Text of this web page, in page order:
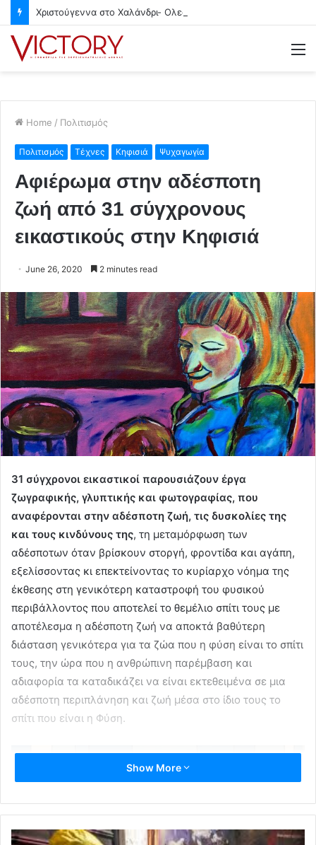
Home / Πολιτισμός
Πολιτισμός Τέχνες Κηφισιά Ψυχαγωγία
Αφιέρωμα στην αδέσποτη
ζωή από 31 σύγχρονους
εικαστικούς στην Κηφισιά
June 26, 2020 2 minutes read
31 σύγχρονοι εικαστικοί παρουσιάζουν έργα
ζωγραφικής, γλυπτικής και φωτογραφίας, που
αναφέρονται στην αδέσποτη ζωή, τις δυσκολίες της
και τους κινδύνους της, τη μεταμόρφωση των
αδέσποτων όταν βρίσκουν στοργή, φροντίδα και αγάπη,
εξελίσσοντας κι επεκτείνοντας το κυρίαρχο νόημα της
έκθεσης στη γενικότερη καταστροφή του φυσικού
περιβάλλοντος που αποτελεί το θεμέλιο σπίτι τους με
αποτέλεσμα η αδέσποτη ζωή να αποκτά βαθύτερη
διάσταση γενικότερα για τα ζώα που η φύση είναι το σπίτι
τους, την ώρα που η ανθρώπινη παρέμβαση και
αδιαφορία τα καταδικάζει να είναι εκτεθειμένα σε μια
αδέσποτη περιπλάνηση και ζωή μέσα στο ίδιο τους το
σπίτι που είναι η Φύση.
Show More